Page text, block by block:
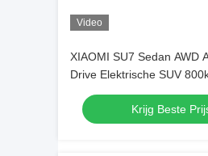
Video
XIAOMI SU7 Sedan AWD
Drive Elektrische SUV
PS 495kw/838nm R19
Krijg Beste